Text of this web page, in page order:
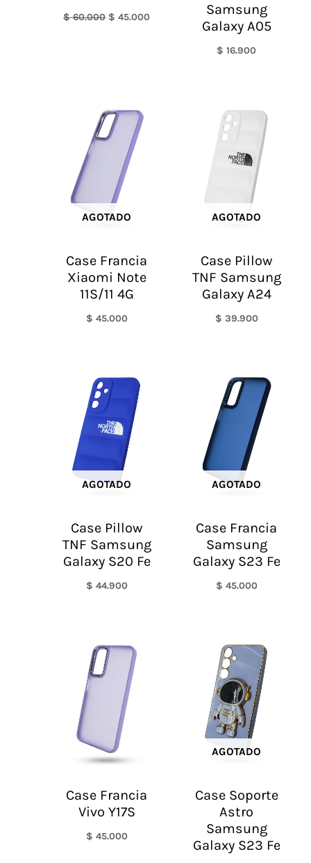
$60.000 $ 45.000
Samsung
Galaxy A05
$ 16.900
AGOTADO
Case Francia
Xiaomi Note
11S/11 4G
$ 45.000
AGOTADO
Case Pillow
TNF Samsung
Galaxy A24
$ 39.900
AGOTADO
Case Pillow
TNF Samsung
Galaxy S20 Fe
$ 44.900
AGOTADO
Case Francia
Samsung
Galaxy S23 Fe
$ 45.000
Case Francia
Vivo Y17S
$ 45.000
AGOTADO
Case Soporte
Astro
Samsung
Galaxy S23 Fe